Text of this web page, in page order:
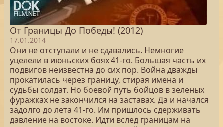
От Границы До Победы! (2012)
17.01.2014
Они не отступали и не сдавались. Немногие
уцелели в июньских боях 41-го. Большая часть их
подвигов неизвестна до сих пор. Война дважды
прокатилась через границу, стирая имена и
судьбы солдат. Но боевой путь бойцов в зеленых
фуражках не закончился на заставах. Да и начался
задолго до лета 41-го. Им пришлось сдерживать
давление на востоке. Идти вслед границам на